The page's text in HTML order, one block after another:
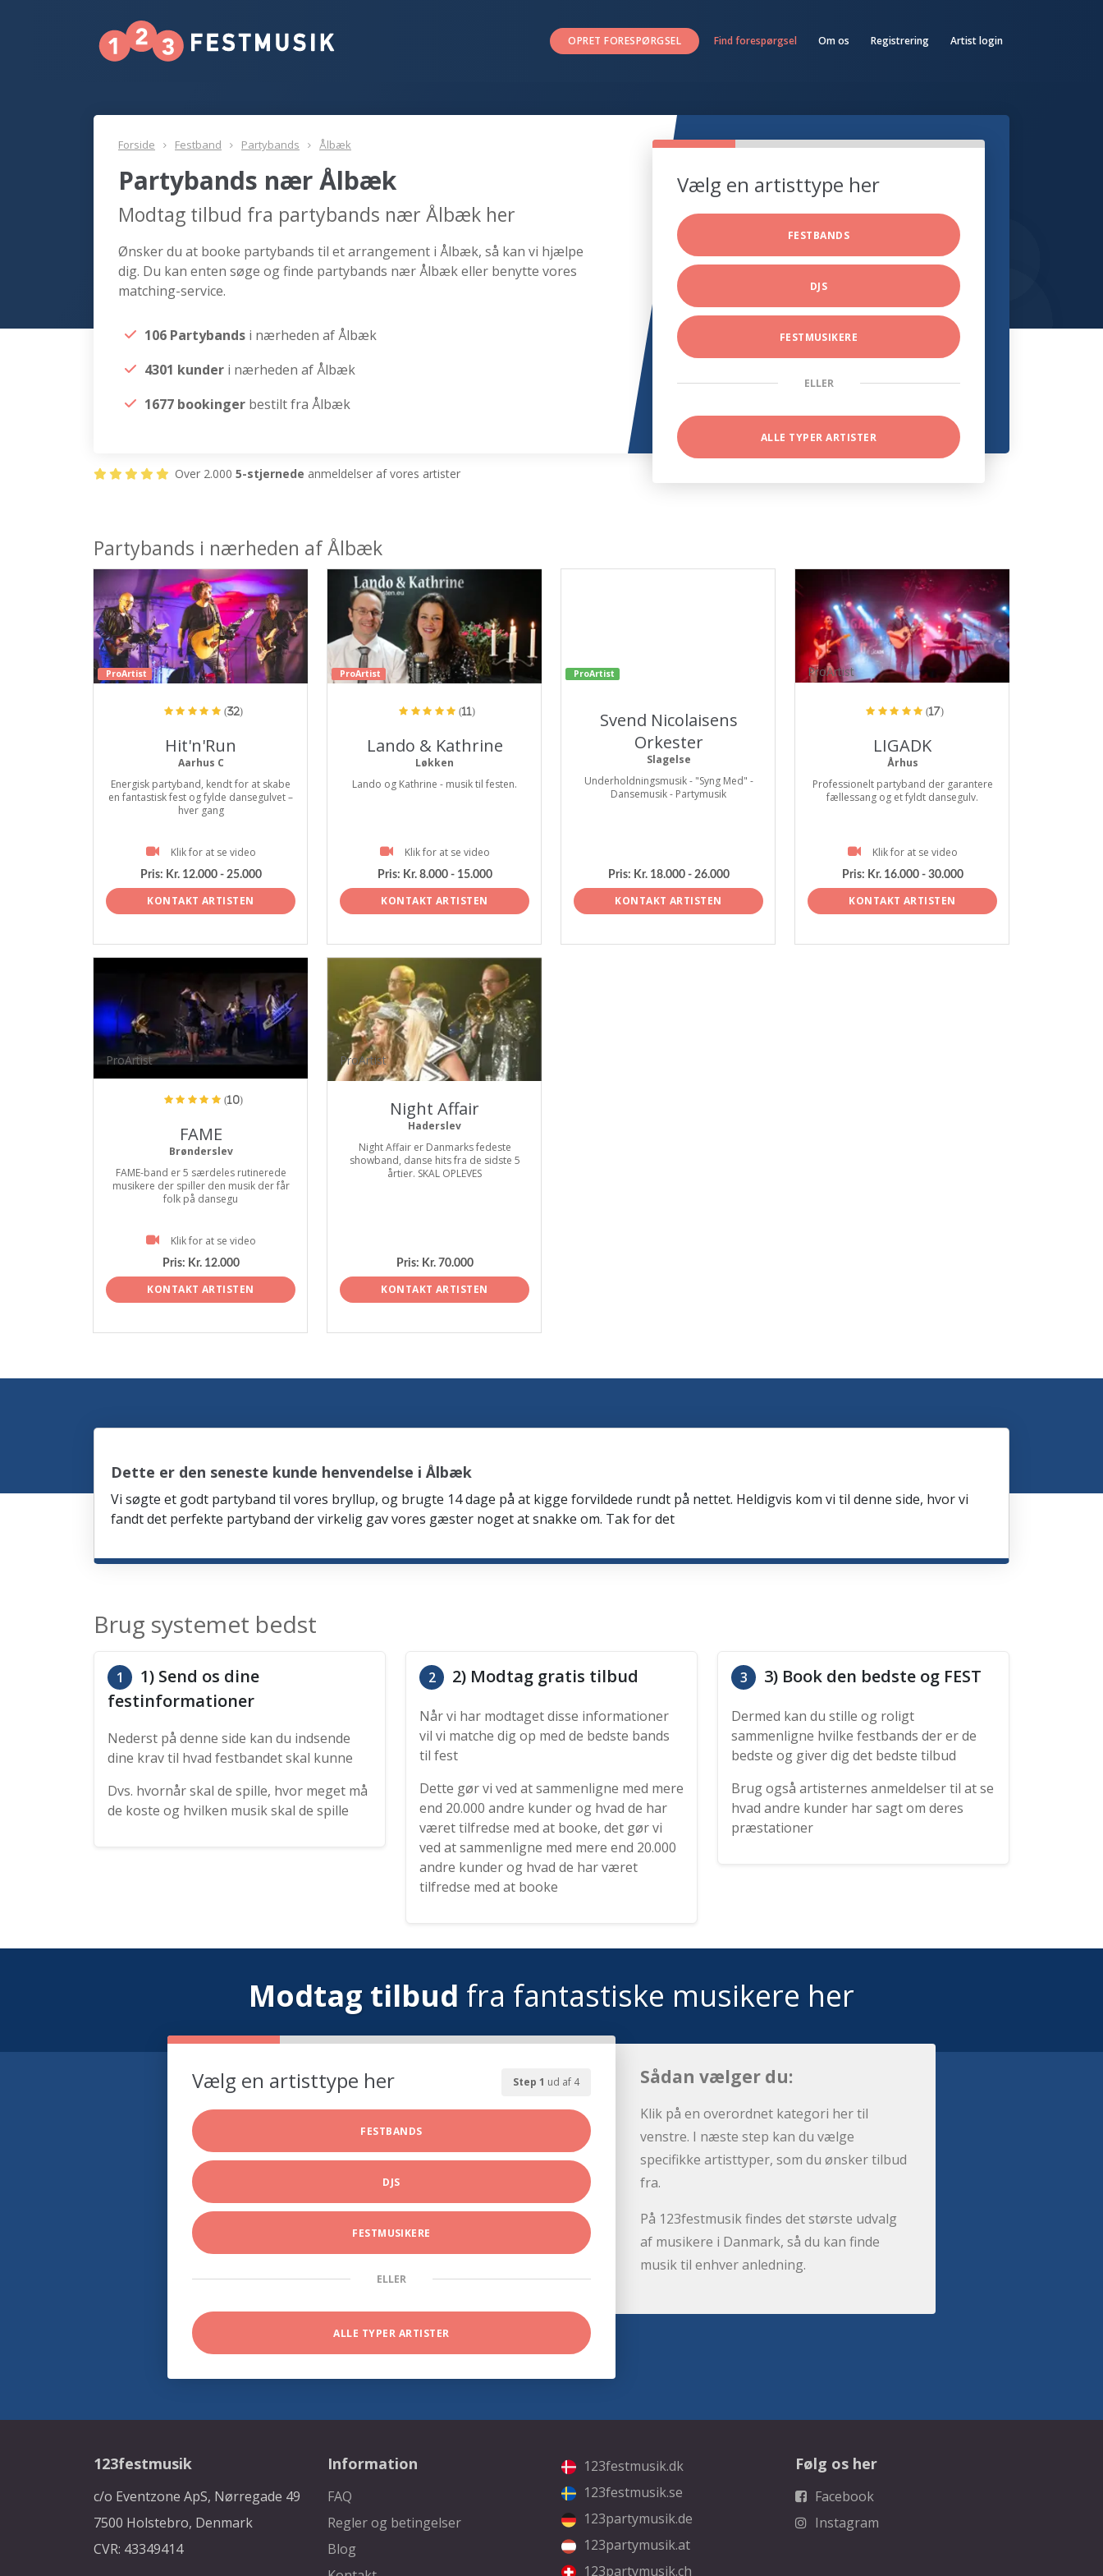
OPRET FORESPØRGSEL Find forespørgsel Om os Registrering Artist login
Forside Festband Partybands Ålbæk
Partybands nær Ålbæk
Modtag tilbud fra partybands nær Ålbæk her
Ønsker du at booke partybands til et arrangement i Ålbæk, så kan vi hjælpe
dig. Du kan enten søge og finde partybands nær Ålbæk eller benytte vores
matching-service.
106 Partybands i nærheden af Ålbæk
4301 kunder i nærheden af Ålbæk
1677 bookinger bestilt fra Ålbæk
Vælg en artisttype her
FESTBANDS
DJS
FESTMUSIKERE
ELLER
ALLE TYPER ARTISTER
Over 2.000 5-stjernede anmeldelser af vores artister
Partybands i nærheden af Ålbæk
ProArtist
(32)
Hit'n'Run
Aarhus C
Energisk partyband, kendt for at skabe
en fantastisk fest og fylde dansegulvet –
hver gang
Klik for at se video
Pris: Kr. 12.000 - 25.000
KONTAKT ARTISTEN
ProArtist
(11)
Lando & Kathrine
Løkken
Lando og Kathrine - musik til festen.
Klik for at se video
Pris: Kr. 8.000 - 15.000
KONTAKT ARTISTEN
ProArtist
Svend Nicolaisens
Orkester
Slagelse
Underholdningsmusik - "Syng Med" -
Dansemusik - Partymusik
Pris: Kr. 18.000 - 26.000
KONTAKT ARTISTEN
ProArtist
(17)
LIGADK
Århus
Professionelt partyband der garantere
fællessang og et fyldt dansegulv.
Klik for at se video
Pris: Kr. 16.000 - 30.000
KONTAKT ARTISTEN
ProArtist
(10)
FAME
Brønderslev
FAME-band er 5 særdeles rutinerede
musikere der spiller den musik der får
folk på dansegu
Klik for at se video
Pris: Kr. 12.000
KONTAKT ARTISTEN
ProArtist
Night Affair
Haderslev
Night Affair er Danmarks fedeste
showband, danse hits fra de sidste 5
årtier. SKAL OPLEVES
Pris: Kr. 70.000
KONTAKT ARTISTEN
Dette er den seneste kunde henvendelse i Ålbæk
Vi søgte et godt partyband til vores bryllup, og brugte 14 dage på at kigge forvildede rundt på nettet. Heldigvis kom vi til denne side, hvor vi
fandt det perfekte partyband der virkelig gav vores gæster noget at snakke om. Tak for det
Brug systemet bedst
1
1) Send os dine
festinformationer
Nederst på denne side kan du indsende
dine krav til hvad festbandet skal kunne
Dvs. hvornår skal de spille, hvor meget må
de koste og hvilken musik skal de spille
2 2) Modtag gratis tilbud
Når vi har modtaget disse informationer
vil vi matche dig op med de bedste bands
til fest
Dette gør vi ved at sammenligne med mere
end 20.000 andre kunder og hvad de har
været tilfredse med at booke, det gør vi
ved at sammenligne med mere end 20.000
andre kunder og hvad de har været
tilfredse med at booke
3 3) Book den bedste og FEST
Dermed kan du stille og roligt
sammenligne hvilke festbands der er de
bedste og giver dig det bedste tilbud
Brug også artisternes anmeldelser til at se
hvad andre kunder har sagt om deres
præstationer
Modtag tilbud fra fantastiske musikere her
Step 1 ud af 4
Vælg en artisttype her
FESTBANDS
DJS
FESTMUSIKERE
ELLER
ALLE TYPER ARTISTER
Sådan vælger du:
Klik på en overordnet kategori her til
venstre. I næste step kan du vælge
specifikke artisttyper, som du ønsker tilbud
fra.
På 123festmusik findes det største udvalg
af musikere i Danmark, så du kan finde
musik til enhver anledning.
123festmusik
c/o Eventzone ApS, Nørregade 49
7500 Holstebro, Denmark
CVR: 43349414
Information
FAQ
Regler og betingelser
Blog
123festmusik.dk
123festmusik.se
123partymusik.de
123partymusik.at
123partymusik.ch
Følg os her
Facebook
Instagram